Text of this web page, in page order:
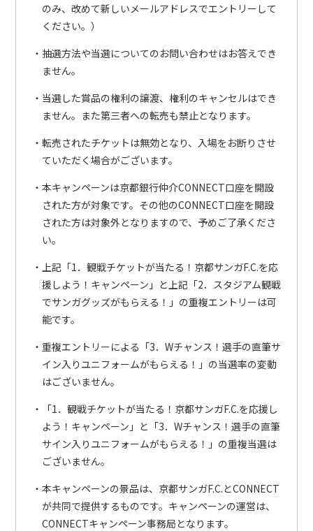
のみ、改めて新しいメールアドレスでエントリーして
ください。）
抽選方法や当選についてのお問い合わせはお答えでき
ません。
当選した賞品の権利の譲渡、権利のキャンセルはでき
ません。また第三者への転売も禁止となります。
転売されたチケットは無効となり、入場をお断りさせ
ていただく場合がございます。
本キャンペーンは京都銀行仲介CONNECT口座を開設
された方が対象です。その他のCONNECT口座を開設
された方は対象外となりますので、予めご了承くださ
い。
上記「1．観戦チケットが当たる！京都サンガF.C.を応
援しよう！キャンペーン」と上記「2．スタジアム観戦
でサンガグッズがもらえる！」の重複エントリーは可
能です。
重複エントリーによる「3．Wチャンス！選手の直筆サ
イン入りユニフォームがもらえる！」の当選率の変動
はございません。
「1．観戦チケットが当たる！京都サンガF.C.を応援し
よう！キャンペーン」と「3．Wチャンス！選手の直筆
サイン入りユニフォームがもらえる！」の重複当選は
ございません。
本キャンペーンの景品は、京都サンガF.C.とCONNECT
が共同で提供するものです。キャンペーンの運営は、
CONNECTキャンペーン事務局となります。